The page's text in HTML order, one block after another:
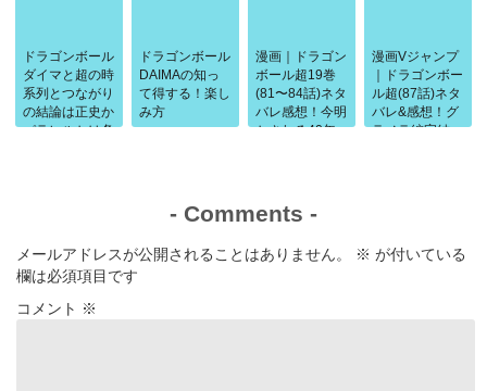
ドラゴンボール
ダイマと超の時
系列とつながり
の結論は正史か
パラレルかは条
ドラゴンボール
DAIMAの知っ
て得する！楽し
み方
漫画｜ドラゴン
ボール超19巻
(81〜84話)ネタ
バレ感想！今明
かされる40年
漫画Vジャンプ
｜ドラゴンボー
ル超(87話)ネタ
バレ&感想！グ
ラノラ編完結
- Comments -
メールアドレスが公開されることはありません。 ※ が付いている
欄は必須項目です
コメント ※